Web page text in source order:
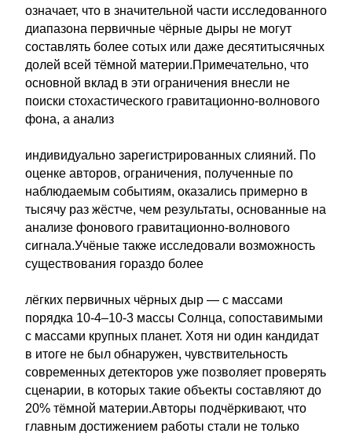
означает, что в значительной части исследованного
диапазона первичные чёрные дыры не могут
составлять более сотых или даже десятитысячных
долей всей тёмной материи.Примечательно, что
основной вклад в эти ограничения внесли не
поиски стохастического гравитационно-волнового
фона, а анализ
индивидуально зарегистрированных слияний. По
оценке авторов, ограничения, полученные по
наблюдаемым событиям, оказались примерно в
тысячу раз жёстче, чем результаты, основанные на
анализе фонового гравитационно-волнового
сигнала.Учёные также исследовали возможность
существования гораздо более
лёгких первичных чёрных дыр — с массами
порядка 10-4–10-3 массы Солнца, сопоставимыми
с массами крупных планет. Хотя ни один кандидат
в итоге не был обнаружен, чувствительность
современных детекторов уже позволяет проверять
сценарии, в которых такие объекты составляют до
20% тёмной материи.Авторы подчёркивают, что
главным достижением работы стали не только